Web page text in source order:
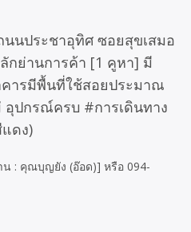
นประชาอุทิศ ซอยสุขเสมอ
กย่านการค้า [1 คูหา] มี
ารมีพื้นที่ใช้สอยประมาณ
อุปกรณ์ครบ #การเดินทาง
ดง)
น : คุณบุญยัง (อ๊อด)] หรือ 094-